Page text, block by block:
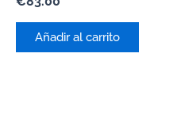
0
Añadir al carrito